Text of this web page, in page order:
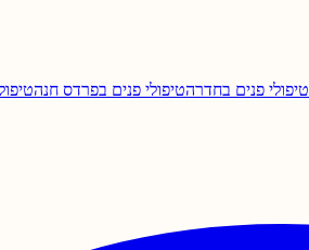
טיפולי פנים בחדרהטיפולי פנים בפרדס חנה